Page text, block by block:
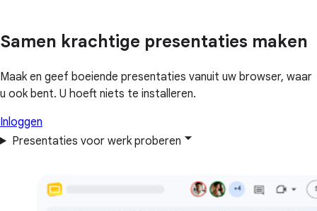
Samen krachtige presentaties maken
Maak en geef boeiende presentaties vanuit uw browser, waar
u ook bent. U hoeft niets te installeren.
Inloggen
Presentaties voor werk proberen